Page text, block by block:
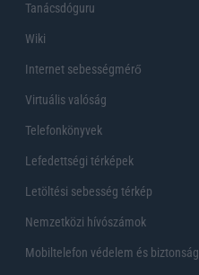
Tanácsdóguru
Wiki
Internet sebességmérő
Virtuális valóság
Telefonkönyvek
Lefedettségi térképek
Letöltési sebesség térkép
Nemzetközi hívószámok
Mobiltelefon védelem és biztonság